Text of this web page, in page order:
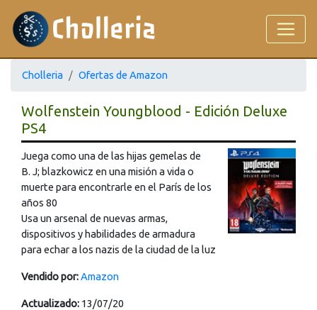
Cholleria Ofertas de Amazon
Wolfenstein Youngblood - Edición Deluxe
PS4
Juega como una de las hijas gemelas de
B. J; blazkowicz en una misión a vida o
muerte para encontrarle en el París de los
años 80
Usa un arsenal de nuevas armas,
dispositivos y habilidades de armadura
para echar a los nazis de la ciudad de la luz
Vendido por:Amazon
Actualizado: 13/07/20